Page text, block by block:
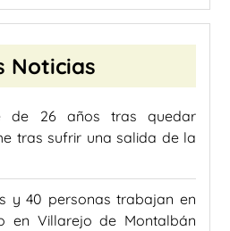
Noticias
de 26 años tras quedar
tras sufrir una salida de la
y 40 personas trabajan en
en Villarejo de Montalbán